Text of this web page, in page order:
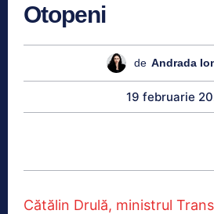
Otopeni
de Andrada
19 februarie
Cătălin Drulă, ministrul